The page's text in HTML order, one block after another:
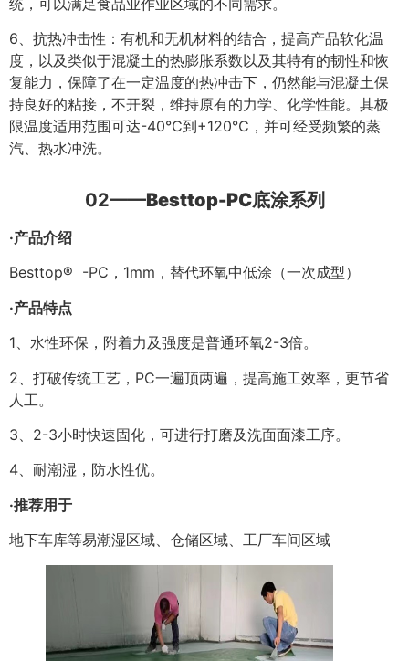
6、抗热冲击性：有机和无机材料的结合，提高产品软化温
度，以及类似于混凝土的热膨胀系数以及其特有的韧性和恢
复能力，保障了在一定温度的热冲击下，仍然能与混凝土保
持良好的粘接，不开裂，维持原有的力学、化学性能。其极
限温度适用范围可达-40℃到+120℃，并可经受频繁的蒸
汽、热水冲洗。
02——Besttop-PC底涂系列
·产品介绍
Besttop® -PC，1mm，替代环氧中低涂（一次成型）
·产品特点
1、水性环保，附着力及强度是普通环氧2-3倍。
2、打破传统工艺，PC一遍顶两遍，提高施工效率，更节省
人工。
3、2-3小时快速固化，可进行打磨及洗面面漆工序。
4、耐潮湿，防水性优。
·推荐用于
地下车库等易潮湿区域、仓储区域、工厂车间区域